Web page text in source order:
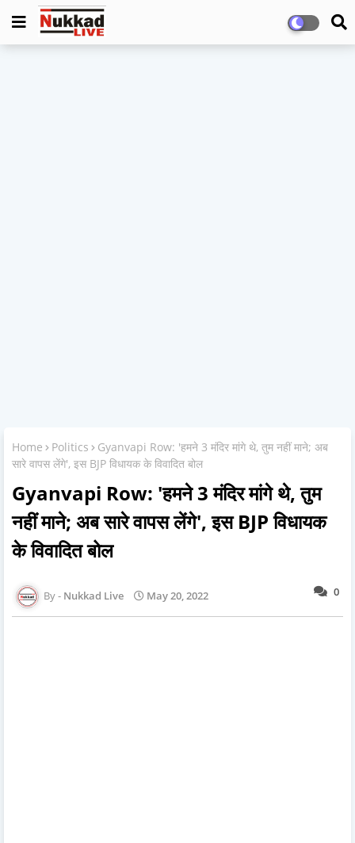
Home Politics
Gyanvapi Row: 'हमने 3 मंदिर मांगे थे, तुम नहीं माने; अब
सारे वापस लेंगे', इस BJP विधायक के विवादित बोल
Gyanvapi Row: 'हमने 3 मंदिर मांगे थे, तुम
नहीं माने; अब सारे वापस लेंगे', इस BJP विधायक
के विवादित बोल
0
Nukkad Live May 20, 2022